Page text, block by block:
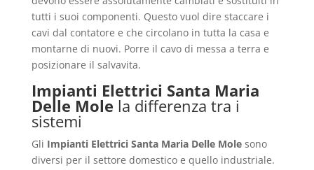
tutti i suoi componenti. Questo vuol dire staccare i
cavi dal contatore e che circolano in tutta la casa e
montarne di nuovi. Porre il cavo di messa a terra e
posizionare il salvavita.
Impianti Elettrici Santa Maria
Delle Mole la differenza tra i
sistemi
Gli Impianti Elettrici Santa Maria Delle Molesono
diversi per il settore domestico e quello industriale.